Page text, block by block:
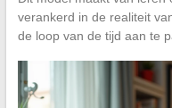
verankerd in de realiteit
de loop van de tijd aan te